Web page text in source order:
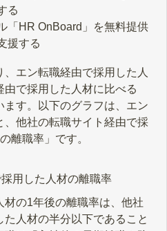
る
「HR OnBoard」を無料提供
援する
エン転職経由で採用した人
で採用した人材に比べる
ます。以下のグラフは、エン
他社の転職サイト経由で採
離職率」です。
の1年後の離職率は、他社
人材の半分以下であること